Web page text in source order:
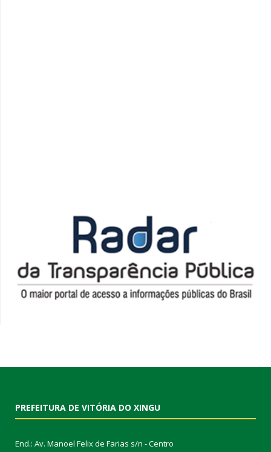
PREFEITURA DE VITÓRIA DO XINGU
End.: Av. Manoel Felix de Farias s/n - Centro